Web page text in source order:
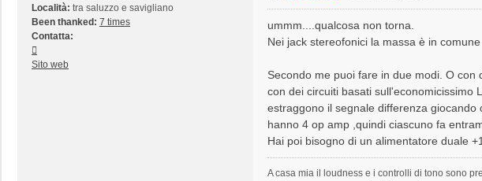
Località: tra saluzzo e savigliano
Been thanked: 7 times
Contatta:
docelektro
Sito web
ummm....qualcosa non torna.
Nei jack stereofonici la massa è in
Secondo me puoi fare in due modi. O
con dei circuiti basati sull'economicissimo
estraggono il segnale differenza
hanno 4 op amp ,quindi ciascuno fa
Hai poi bisogno di un alimentatore duale
A casa mia il loudness e i controlli di tono sono